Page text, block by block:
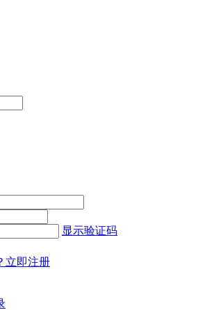
显示验证码
立即注册